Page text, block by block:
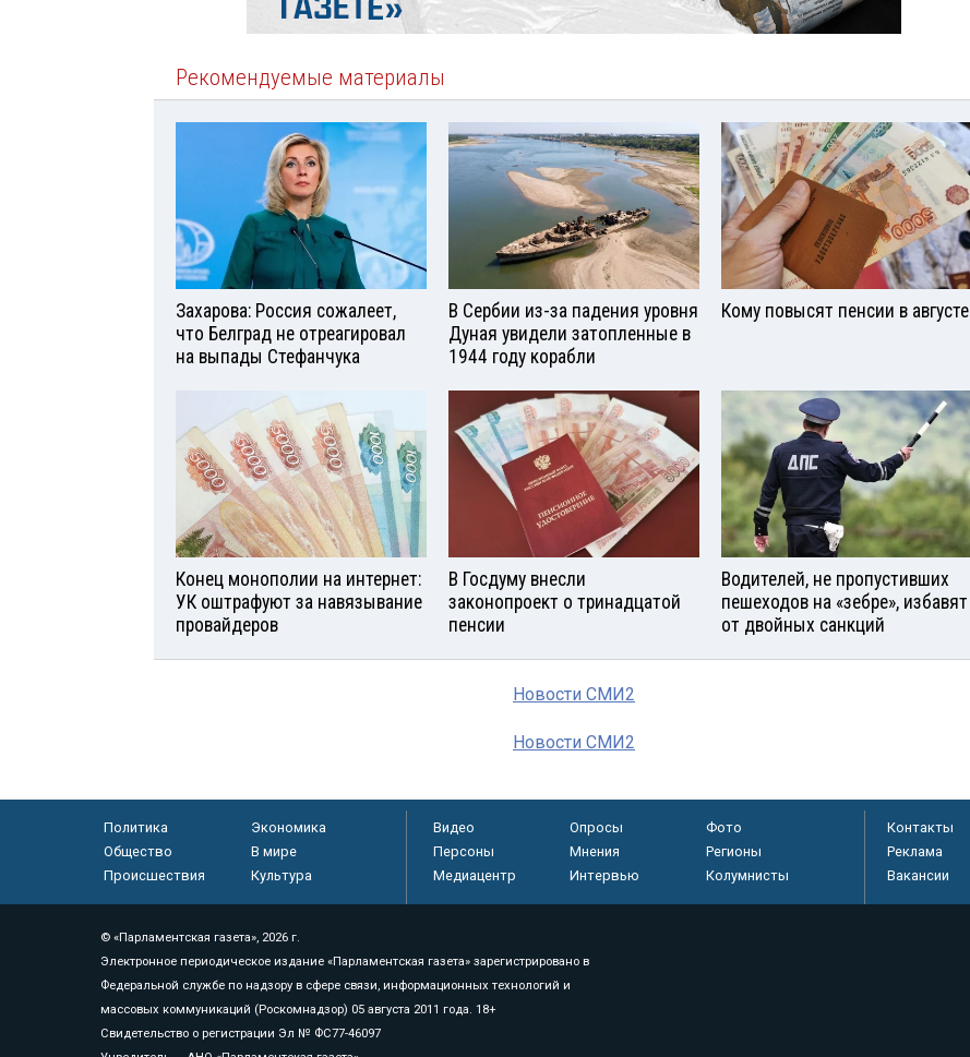
Рекомендуемые материалы
Захарова: Россия сожалеет,
что Белград не отреагировал
на выпады Стефанчука
В Сербии из-за падения уровня
Дуная увидели затопленные в
1944 году корабли
Кому повысят пенсии в августе
Конец монополии на интернет:
УК оштрафуют за навязывание
провайдеров
В Госдуму внесли
законопроект о тринадцатой
пенсии
Водителей, не пропустивших
пешеходов на «зебре», избавят
от двойных санкций
Новости СМИ2
Новости СМИ2
Политика
Экономика
Общество
В мире
Происшествия
Культура
Видео Опросы
Фото
Персоны
Мнения
Регионы
Медиацентр
Интервью Колумнисты
Контакты
Реклама
Вакансии
© «Парламентская газета», 2026 г.
Электронное периодическое издание «Парламентская газета» зарегистрировано в
Федеральной службе по надзору в сфере связи, информационных технологий и
массовых коммуникаций (Роскомнадзор) 05 августа 2011 года. 18+
Свидетельство о регистрации Эл № ФС77-46097